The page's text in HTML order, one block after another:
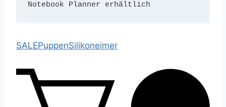
Notebook Planner erhältlich
SALEPuppenSilikoneimer